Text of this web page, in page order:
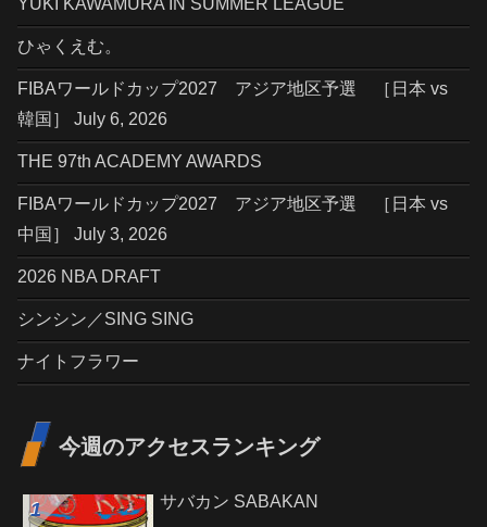
ひゃくえむ。
FIBAワールドカップ2027 アジア地区予選 ［日本 vs
韓国］ July 6, 2026
THE 97th ACADEMY AWARDS
FIBAワールドカップ2027 アジア地区予選 ［日本 vs
中国］ July 3, 2026
2026 NBA DRAFT
シンシン／SING SING
ナイトフラワー
今週のアクセスランキング
サバカン SABAKAN